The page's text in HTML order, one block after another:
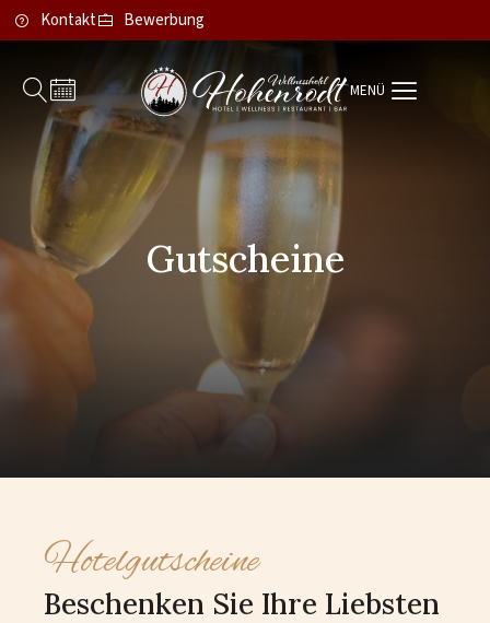
Kontakt Bewerbung
MENÜ
Gutscheine
Hotelgutscheine
Beschenken Sie Ihre Liebsten